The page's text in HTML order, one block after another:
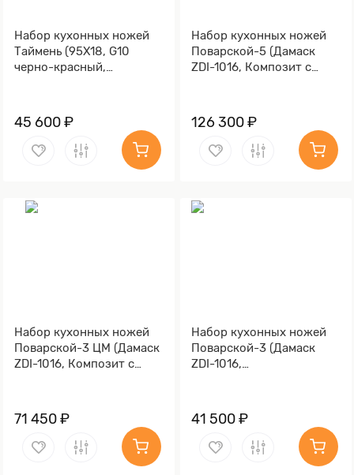
Набор кухонных ножей
Таймень (95Х18, G10
черно-красный,
45 600 ₽
Набор кухонных ножей
Поварской-5 (Дамаск
ZDI-1016, Композит с
Алюминий)
126 300 ₽
Набор кухонных ножей
Поварской-3 ЦМ (Дамаск
ZDI-1016, Композит с
Алюминий)
71 450 ₽
Набор кухонных ножей
Поварской-3 (Дамаск
ZDI-1016,
41 500 ₽